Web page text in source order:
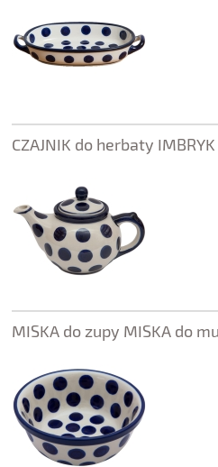
CZAJNIK do herbaty
MISKA do zupy MISKA do